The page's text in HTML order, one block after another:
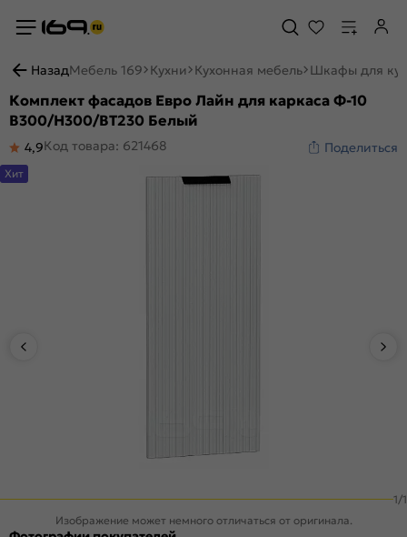
НазадМебель 169 Кухни Кухонная мебель Шкафы для
Комплект фасадов Евро Лайн для каркаса Ф-10
В300/Н300/ВТ230 Белый
4,9Код товара: 621468 Поделиться
1/1
Хит
Изображение может немного отличаться от оригинала.